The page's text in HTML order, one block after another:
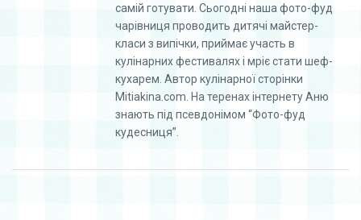
самій готувати. Сьогодні наша фото-фуд
чарівниця проводить дитячі майстер-
класи з випічки, приймає участь в
кулінарних фестивалях і мріє стати шеф-
кухарем. Автор кулінарної сторінки
Mitiakina.com. На теренах інтернету Аню
знають під псевдонімом “Фото-фуд
кудесниця”.